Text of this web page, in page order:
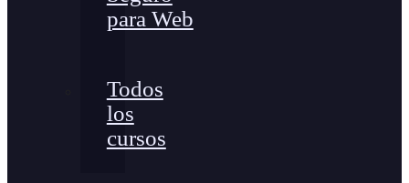
para Web
Todos
los
cursos